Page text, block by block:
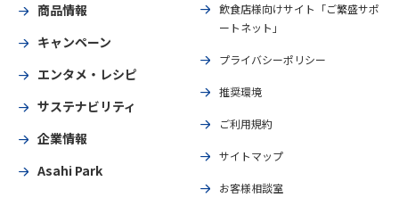
商品情報
キャンペーン
エンタメ・レシピ
サステナビリティ
企業情報
Asahi Park
飲食店様向けサイト「ご繁盛サポ
ートネット」
プライバシーポリシー
推奨環境
ご利用規約
サイトマップ
お客様相談室